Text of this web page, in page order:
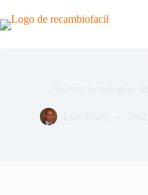
al
contenido